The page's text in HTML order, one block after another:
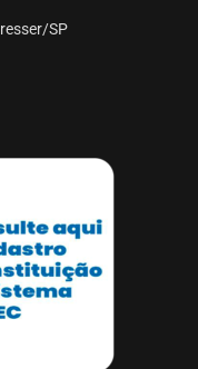
SP